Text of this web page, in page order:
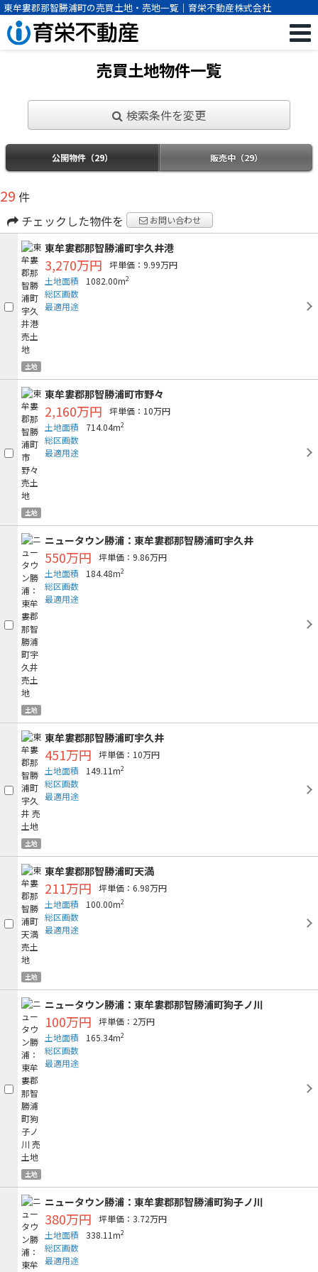
東牟婁郡那智勝浦町の売買土地・売地一覧｜育栄不動産株式会社
売買土地物件一覧
検索条件を変更
公開物件（29） 販売中（29）
29 件
チェックした物件を
お問い合わせ
土地
東牟婁郡那智勝浦町宇久井港
3,270万円
坪単価：9.99万円
土地面積
1082.00m2
総区画数
最適用途
土地
東牟婁郡那智勝浦町市野々
2,160万円
坪単価：10万円
土地面積
714.04m2
総区画数
最適用途
土地
ニュータウン勝浦：東牟婁郡那智勝浦町宇久井
550万円
坪単価：9.86万円
土地面積
184.48m2
総区画数
最適用途
土地
東牟婁郡那智勝浦町宇久井
451万円
坪単価：10万円
土地面積
149.11m2
総区画数
最適用途
土地
東牟婁郡那智勝浦町天満
211万円
坪単価：6.98万円
土地面積
100.00m2
総区画数
最適用途
土地
ニュータウン勝浦：東牟婁郡那智勝浦町狗子ノ川
100万円
坪単価：2万円
土地面積
165.34m2
総区画数
最適用途
ニュータウン勝浦：東牟婁郡那智勝浦町狗子ノ川
380万円
坪単価：3.72万円
土地面積
338.11m2
総区画数
最適用途